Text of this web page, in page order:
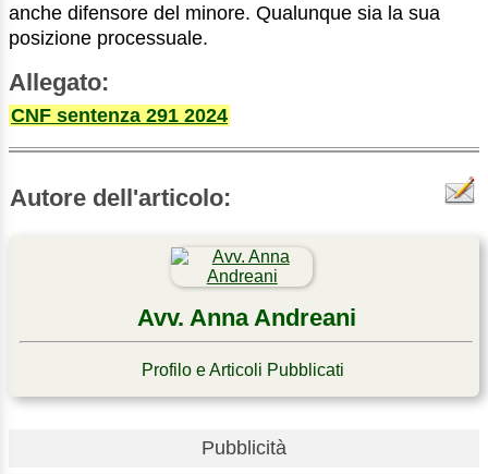
anche difensore del minore. Qualunque sia la sua
posizione processuale.
Allegato:
CNF sentenza 291 2024
Autore dell'articolo:
Avv. Anna Andreani
Profilo e Articoli Pubblicati
Pubblicità